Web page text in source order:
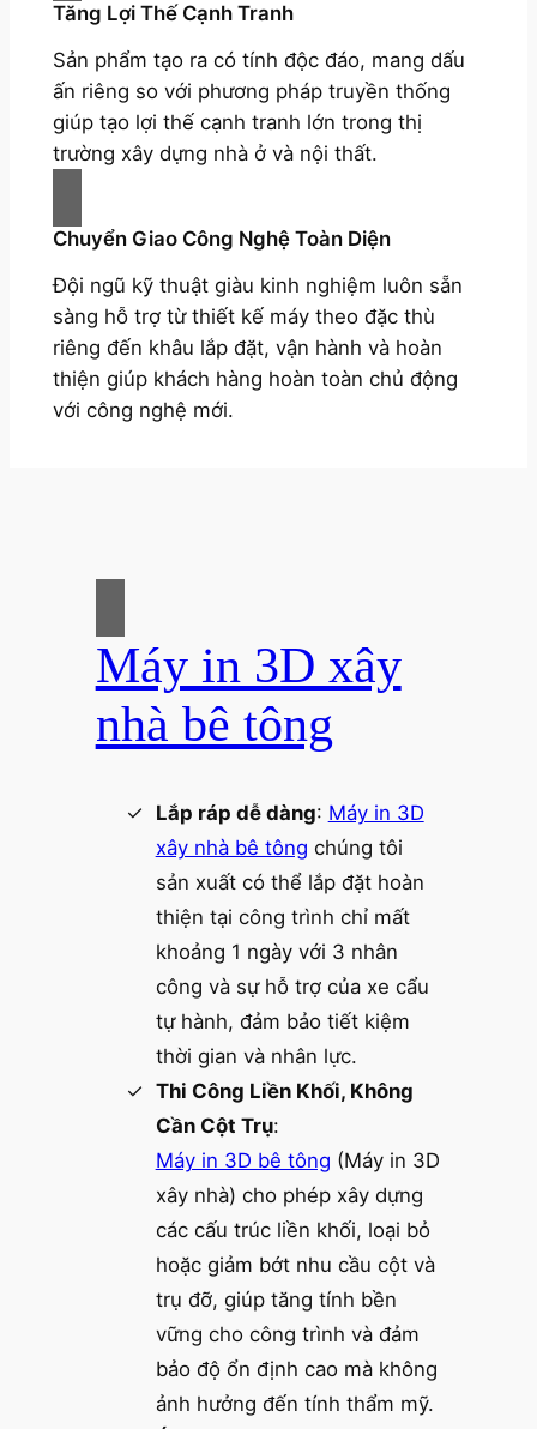
Tăng Lợi Thế Cạnh Tranh
Sản phẩm tạo ra có tính độc đáo, mang dấu
ấn riêng so với phương pháp truyền thống
giúp tạo lợi thế cạnh tranh lớn trong thị
trường xây dựng nhà ở và nội thất.
Chuyển Giao Công Nghệ Toàn Diện
Đội ngũ kỹ thuật giàu kinh nghiệm luôn sẵn
sàng hỗ trợ từ thiết kế máy theo đặc thù
riêng đến khâu lắp đặt, vận hành và hoàn
thiện giúp khách hàng hoàn toàn chủ động
với công nghệ mới.
Máy in 3D xây
nhà bê tông
Lắp ráp dễ dàng: Máy in 3D
xây nhà bê tông chúng tôi
sản xuất có thể lắp đặt hoàn
thiện tại công trình chỉ mất
khoảng 1 ngày với 3 nhân
công và sự hỗ trợ của xe cẩu
tự hành, đảm bảo tiết kiệm
thời gian và nhân lực.
Thi Công Liền Khối, Không
Cần Cột Trụ:
Máy in 3D bê tông (Máy in 3D
xây nhà) cho phép xây dựng
các cấu trúc liền khối, loại bỏ
hoặc giảm bớt nhu cầu cột và
trụ đỡ, giúp tăng tính bền
vững cho công trình và đảm
bảo độ ổn định cao mà không
ảnh hưởng đến tính thẩm mỹ.